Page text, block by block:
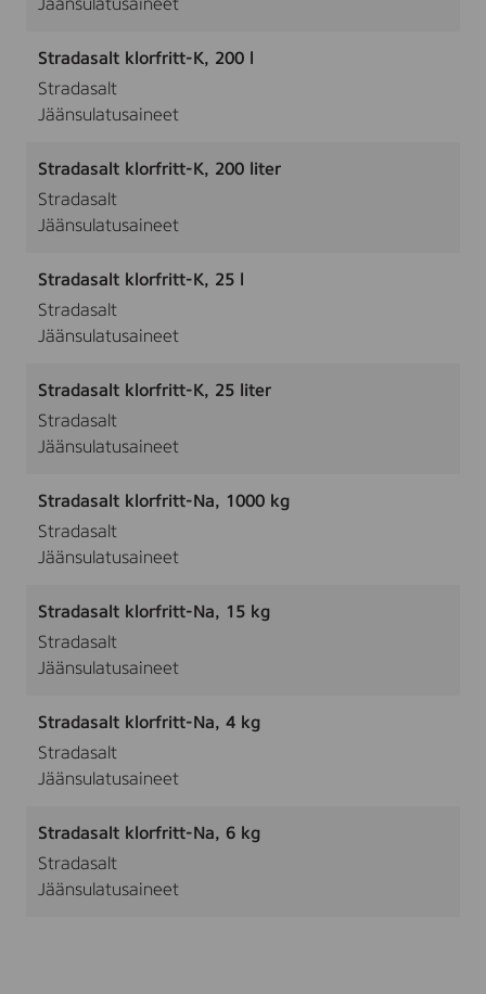
Jäänsulatusaineet
Stradasalt klorfritt-K, 200 l
Stradasalt
Jäänsulatusaineet
Stradasalt klorfritt-K, 200 liter
Stradasalt
Jäänsulatusaineet
Stradasalt klorfritt-K, 25 l
Stradasalt
Jäänsulatusaineet
Stradasalt klorfritt-K, 25 liter
Stradasalt
Jäänsulatusaineet
Stradasalt klorfritt-Na, 1000 kg
Stradasalt
Jäänsulatusaineet
Stradasalt klorfritt-Na, 15 kg
Stradasalt
Jäänsulatusaineet
Stradasalt klorfritt-Na, 4 kg
Stradasalt
Jäänsulatusaineet
Stradasalt klorfritt-Na, 6 kg
Stradasalt
Jäänsulatusaineet